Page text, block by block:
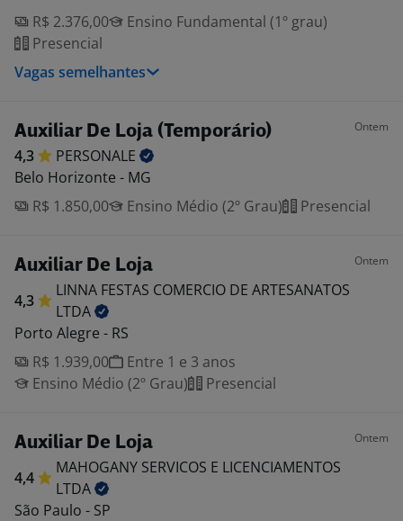
R$ 2.376,00
Ensino Fundamental (1º grau)
Presencial
Vagas semelhantes
Auxiliar De Loja (Temporário) Ontem
4,3
PERSONALE
Belo Horizonte - MG
R$ 1.850,00
Ensino Médio (2º Grau) Presencial
Auxiliar De Loja Ontem
4,3
LINNA FESTAS COMERCIO DE ARTESANATOS
LTDA
Porto Alegre - RS
R$ 1.939,00
Entre 1 e 3 anos
Ensino Médio (2º Grau)
Presencial
Auxiliar De Loja Ontem
4,4
MAHOGANY SERVICOS E LICENCIAMENTOS
LTDA
São Paulo - SP